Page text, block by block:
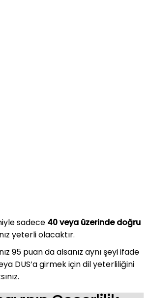
sadece 40 veya üzerinde doğru
yeterli olacaktır.
95 puan da alsanız aynı şeyi ifade
DUS’a girmek için dil yeterliliğini